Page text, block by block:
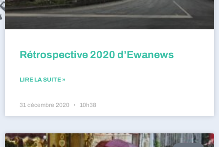
Rétrospective 2020 d’Ewanews
LIRE LA SUITE »
31 décembre 2020 10h38